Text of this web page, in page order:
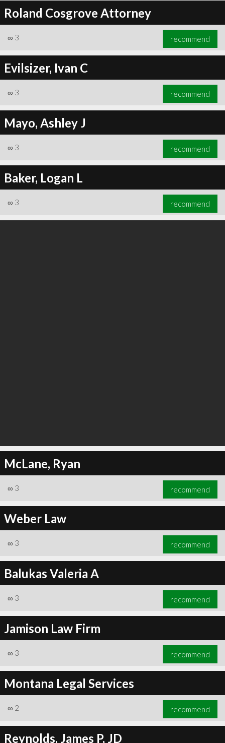
Roland Cosgrove Attorney
∞ 3 recommend
Evilsizer, Ivan C
∞ 3 recommend
Mayo, Ashley J
∞ 3 recommend
Baker, Logan L
∞ 3 recommend
McLane, Ryan
∞ 3 recommend
Weber Law
∞ 3 recommend
Balukas Valeria A
∞ 3 recommend
Jamison Law Firm
∞ 3 recommend
Montana Legal Services
∞ 2 recommend
Reynolds, James P, JD